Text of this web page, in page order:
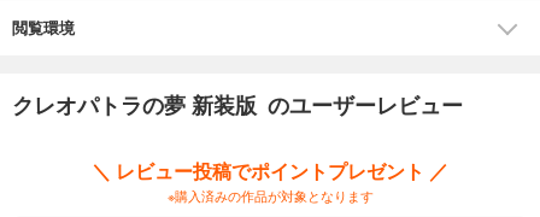
閲覧環境
クレオパトラの夢 新装版 のユーザーレビュー
＼ レビュー投稿でポイントプレゼント ／
※購入済みの作品が対象となります